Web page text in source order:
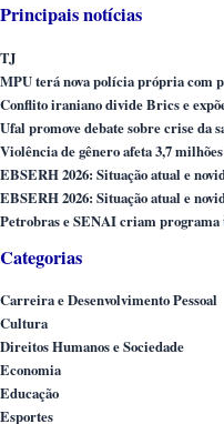
Principais notícias
TJ
MPU terá nova polícia própria com
Conflito iraniano divide Brics e
Ufal promove debate sobre crise da
Violência de gênero afeta 3,7
EBSERH 2026: Situação atual e
EBSERH 2026: Situação atual e
Petrobras e SENAI criam programa
Categorias
Carreira e Desenvolvimento Pessoal
Cultura
Direitos Humanos e Sociedade
Economia
Educação
Esportes